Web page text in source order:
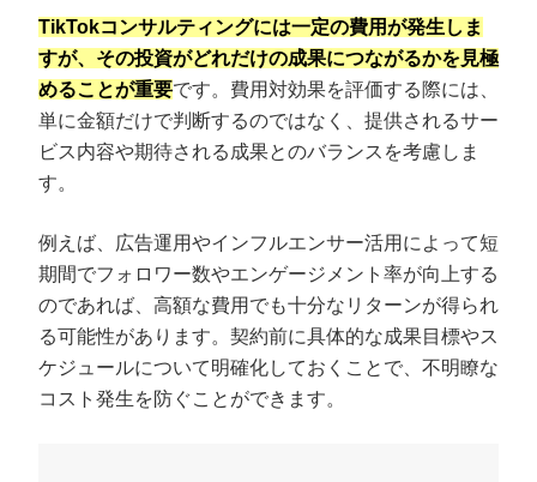
TikTokコンサルティングには一定の費用が発生しま
すが、その投資がどれだけの成果につながるかを見極
めることが重要です。費用対効果を評価する際には、
単に金額だけで判断するのではなく、提供されるサー
ビス内容や期待される成果とのバランスを考慮しま
す。
例えば、広告運用やインフルエンサー活用によって短
期間でフォロワー数やエンゲージメント率が向上する
のであれば、高額な費用でも十分なリターンが得られ
る可能性があります。契約前に具体的な成果目標やス
ケジュールについて明確化しておくことで、不明瞭な
コスト発生を防ぐことができます。